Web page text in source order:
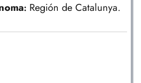
: Región de Catalunya.